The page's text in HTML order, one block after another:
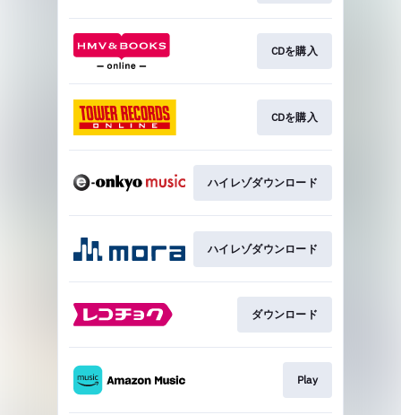
CDを購入
CDを購入
ハイレゾダウンロード
ハイレゾダウンロード
ダウンロード
Play